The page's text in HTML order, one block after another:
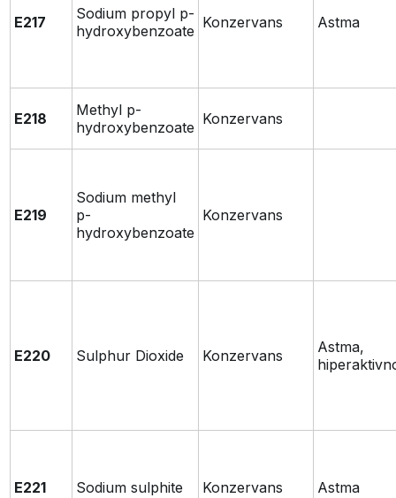
E217
Sodium propyl p-
hydroxybenzoate Konzervans Astma
E218
Methyl p-
hydroxybenzoate Konzervans
E219
Sodium methyl
p-
hydroxybenzoate
Konzervans
E220 Sulphur Dioxide Konzervans
Astma,
E221 Sodium sulphite Konzervans Astma